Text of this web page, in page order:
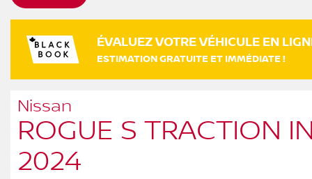
ÉVALUEZ VOTRE VÉHICULE EN
ESTIMATION GRATUITE ET IMMÉDIATE !
Nissan
ROGUE S TRACTION
2024